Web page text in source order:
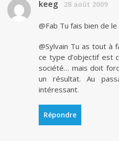
keeg 28 août 2009
@Fab Tu fais bien de
@Sylvain Tu as tout à
ce type d’objectif est
société… mais doit
un résultat. Au
intéressant.
Répondre